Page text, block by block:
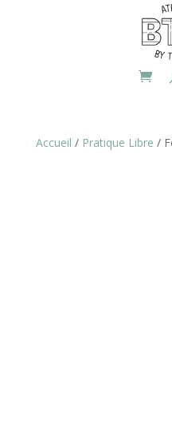
Accueil / Pratique Libre /